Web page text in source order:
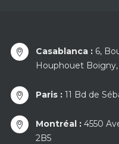
Casablanca : 6,
Houphouet
Paris : 11 Bd de
Montréal : 4550
2B5